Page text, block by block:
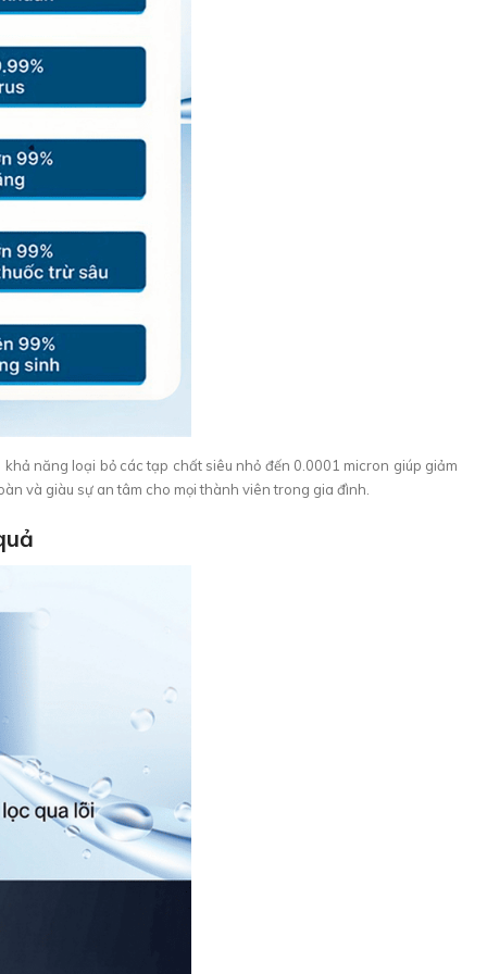
năng loại bỏ các tạp chất siêu nhỏ đến 0.0001 micron giúp giảm
và giàu sự an tâm cho mọi thành viên trong gia đình.